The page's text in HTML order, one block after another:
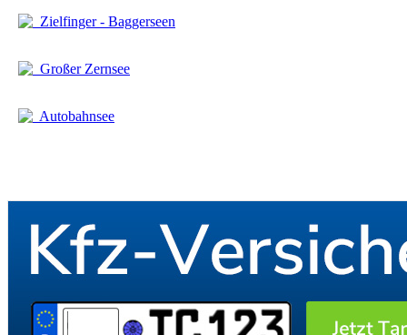
Zielfinger - Baggerseen
Großer Zernsee
Autobahnsee